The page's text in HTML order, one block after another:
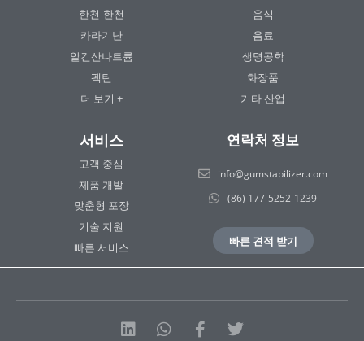
한천-한천
카라기난
알긴산나트륨
펙틴
더 보기 +
음식
음료
생명공학
화장품
기타 산업
서비스
고객 중심
제품 개발
맞춤형 포장
기술 지원
빠른 서비스
연락처 정보
info@gumstabilizer.com
(86) 177-5252-1239
빠른 견적 받기
링 Whatsapp
Facebook-
트